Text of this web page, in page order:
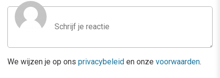
We wijzen je op ons privacybeleid en onze voorwaarden.